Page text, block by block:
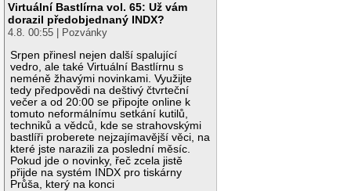
Virtuální Bastlírna vol. 65: Už vám
dorazil předobjednaný INDX?
4.8. 00:55 | Pozvánky
Srpen přinesl nejen další spalující
vedro, ale také Virtuální Bastlírnu s
neméně žhavými novinkami. Využijte
tedy předpovědi na deštivý čtvrteční
večer a od 20:00 se připojte online k
tomuto neformálnímu setkání kutilů,
techniků a vědců, kde se strahovskými
bastlíři proberete nejzajímavější věci, na
které jste narazili za poslední měsíc.
Pokud jde o novinky, řeč zcela jistě
přijde na systém INDX pro tiskárny
Průša, který na konci